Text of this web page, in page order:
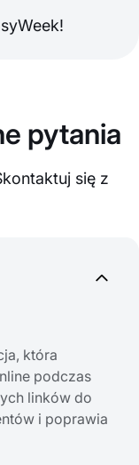
pytania
się z
która
podczas
linków do
i poprawia